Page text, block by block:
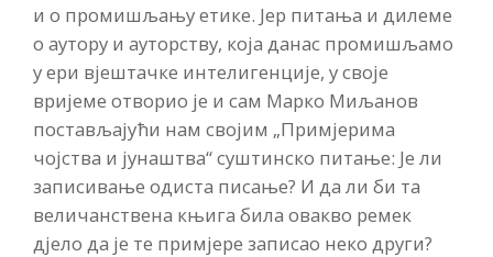
и о промишљању етике. Јер питања и дилеме
о аутору и ауторству, која данас промишљамо
у ери вјештачке интелигенције, у своје
вријеме отворио је и сам Марко Миљанов
постављајући нам својим „Примјерима
чојства и јунаштва“ суштинско питање: Је ли
записивање одиста писање? И да ли би та
величанствена књига била овакво ремек
дјело да је те примјере записао неко други?